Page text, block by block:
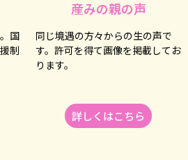
国
制
産みの親の声
同じ境遇の⽅々からの⽣の声で
す。許可を得て画像を掲載してお
ります。
詳しくはこちら